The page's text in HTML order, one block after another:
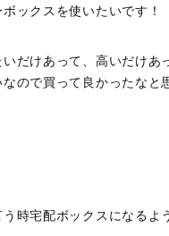
ックスを使いたいです！
だけあって、高いだけあ
ので買って良かったなと
時宅配ボックスになるよ